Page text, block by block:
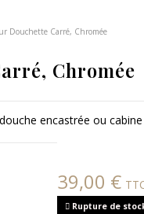
Douchette Carré, Chromée
Chromée
encastrée ou
39,00 €
Rupture de